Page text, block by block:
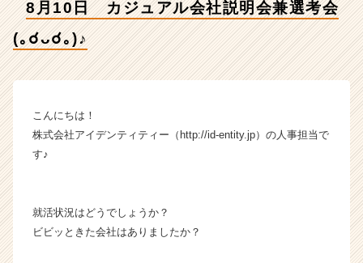
の
|
ー・
成
8月10日 カジュアル会社説明会兼選考会
(｡☌ᴗ☌｡)♪
こんにちは！
株式会社アイデンティティー（http://id-entity.jp）の人事担当で
す♪
就活状況はどうでしょうか？
ビビッときた会社はありましたか？